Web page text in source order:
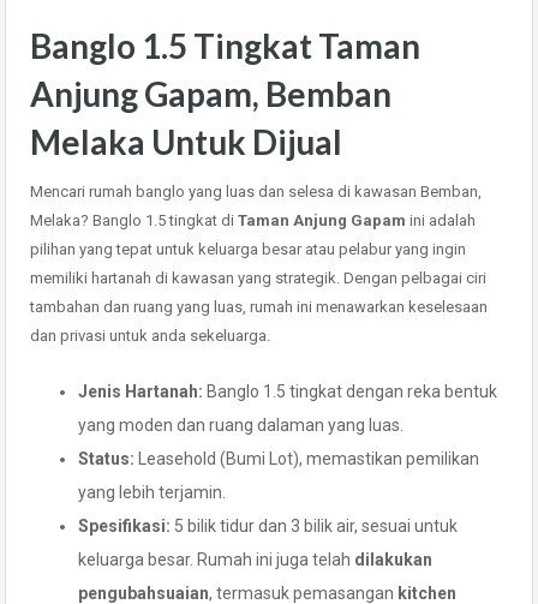
Banglo 1.5 Tingkat Taman
Anjung Gapam, Bemban
Melaka Untuk Dijual
Mencari rumah banglo yang luas dan selesa di kawasan Bemban,
Melaka? Banglo 1.5 tingkat di Taman Anjung Gapam ini adalah
pilihan yang tepat untuk keluarga besar atau pelabur yang ingin
memiliki hartanah di kawasan yang strategik. Dengan pelbagai ciri
tambahan dan ruang yang luas, rumah ini menawarkan keselesaan
dan privasi untuk anda sekeluarga.
Jenis Hartanah: Banglo 1.5 tingkat dengan reka bentuk
yang moden dan ruang dalaman yang luas.
Status: Leasehold (Bumi Lot), memastikan pemilikan
yang lebih terjamin.
Spesifikasi: 5 bilik tidur dan 3 bilik air, sesuai untuk
keluarga besar. Rumah ini juga telah dilakukan
pengubahsuaian, termasuk pemasangan kitchen